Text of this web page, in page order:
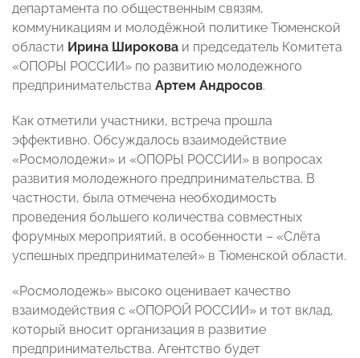
департамента по общественным связям,
коммуникациям и молодёжной политике Тюменской
области Ирина Широкова и председатель Комитета
«ОПОРЫ РОССИИ» по развитию молодежного
предпринимательства Артем Андросов.
Как отметили участники, встреча прошла
эффективно. Обсуждалось взаимодействие
«Росмолодежи» и «ОПОРЫ РОССИИ» в вопросах
развития молодежного предпринимательства. В
частности, была отмечена необходимость
проведения большего количества совместных
форумных мероприятий, в особенности – «Слёта
успешных предпринимателей» в Тюменской области.
«Росмолодежь» высоко оценивает качество
взаимодействия с «ОПОРОЙ РОССИИ» и тот вклад,
который вносит организация в развитие
предпринимательства. Агентство будет